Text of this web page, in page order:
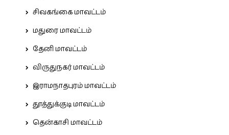
சிவகங்கை மாவட்டம்
மதுரை மாவட்டம்
தேனி மாவட்டம்
விருதுநகர் மாவட்டம்
இராமநாதபுரம் மாவட்டம்
தூத்துக்குடி மாவட்டம்
தென்காசி மாவட்டம்